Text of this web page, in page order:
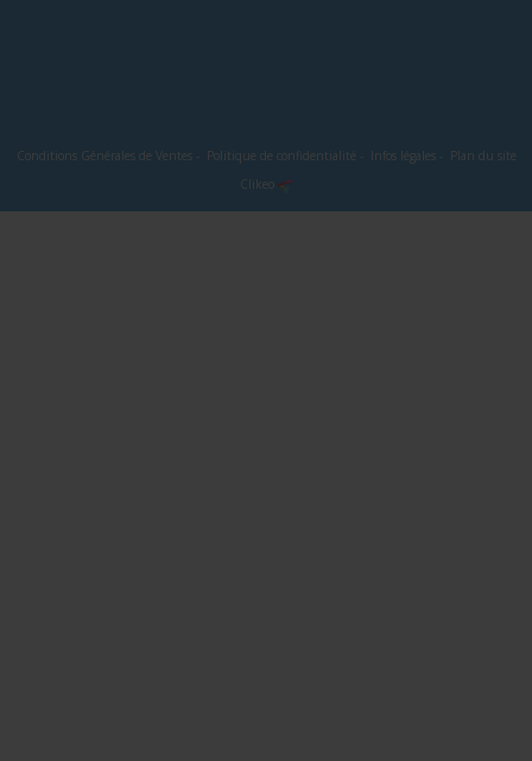
Conditions Générales de Ventes- Politique de confidentialité - Infos légales- Plan du site
Clikeo